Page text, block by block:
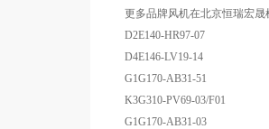
更多品牌风机在北京恒瑞宏
D2E140-HR97-07
D4E146-LV19-14
G1G170-AB31-51
K3G310-PV69-03/F01
G1G170-AB31-03